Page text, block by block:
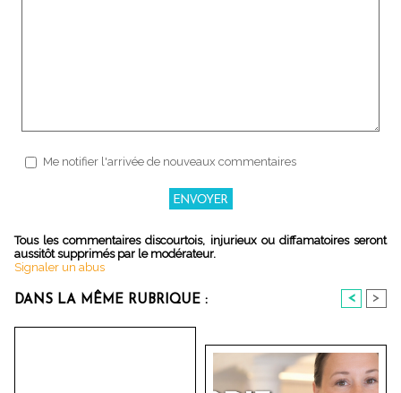
Me notifier l'arrivée de nouveaux commentaires
Tous les commentaires discourtois, injurieux ou diffamatoires seront
aussitôt supprimés par le modérateur.
Signaler un abus
DANS LA MÊME RUBRIQUE : < >